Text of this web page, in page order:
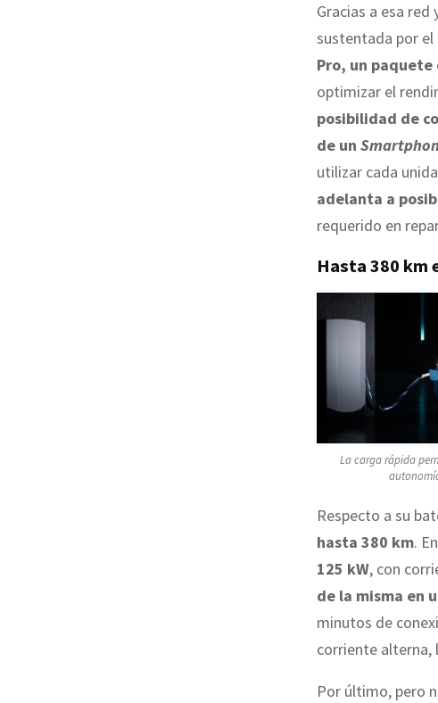
Gracias a esa red
sustentada por el
Pro, un
optimizar el
posibilidad de
de un
utilizar cada
adelanta a
requerido en
Hasta 380 km
La carga rápida
Respecto a su
hasta 380 km.
125 kW, con
de la misma en
minutos de
corriente alterna,
Por último, pero